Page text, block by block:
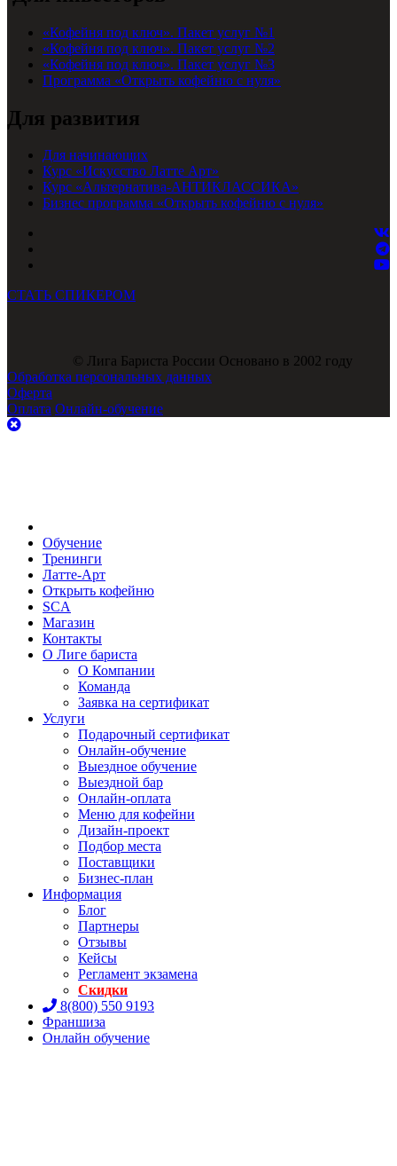
«Кофейня под ключ». Пакет услуг №1
«Кофейня под ключ». Пакет услуг №2
«Кофейня под ключ». Пакет услуг №3
Программа «Открыть кофейню с нуля»
Для развития
Для начинающих
Курс «Искусство Латте Арт»
Курс «Альтернатива-АНТИКЛАССИКА»
Бизнес программа «Открыть кофейню с нуля»
СТАТЬ СПИКЕРОМ
© Лига Бариста России Основано в 2002 году
Обработка персональных данных
Оферта
Оплата Онлайн-обучение
Обучение
Тренинги
Латте-Арт
Открыть кофейню
SCA
Магазин
Контакты
О Лиге бариста
О Компании
Команда
Заявка на сертификат
Услуги
Подарочный сертификат
Онлайн-обучение
Выездное обучение
Выездной бар
Онлайн-оплата
Меню для кофейни
Дизайн-проект
Подбор места
Поставщики
Бизнес-план
Информация
Блог
Партнеры
Отзывы
Кейсы
Регламент экзамена
Скидки
8(800) 550 9193
Франшиза
Онлайн обучение